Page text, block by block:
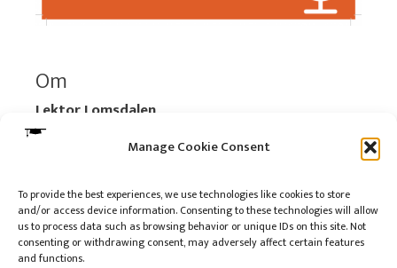
Manage Cookie Consent
To provide the best experiences, we use technologies like cookies to store
and/or access device information. Consenting to these technologies will allow
us to process data such as browsing behavior or unique IDs on this site. Not
consenting or withdrawing consent, may adversely affect certain features
and functions.
Om
Lektor Lomsdalen
Organisasjonsnummer:
920 712 312 MVA
Les mer:Om selskapet
Les mer:Om reklame på podkasten